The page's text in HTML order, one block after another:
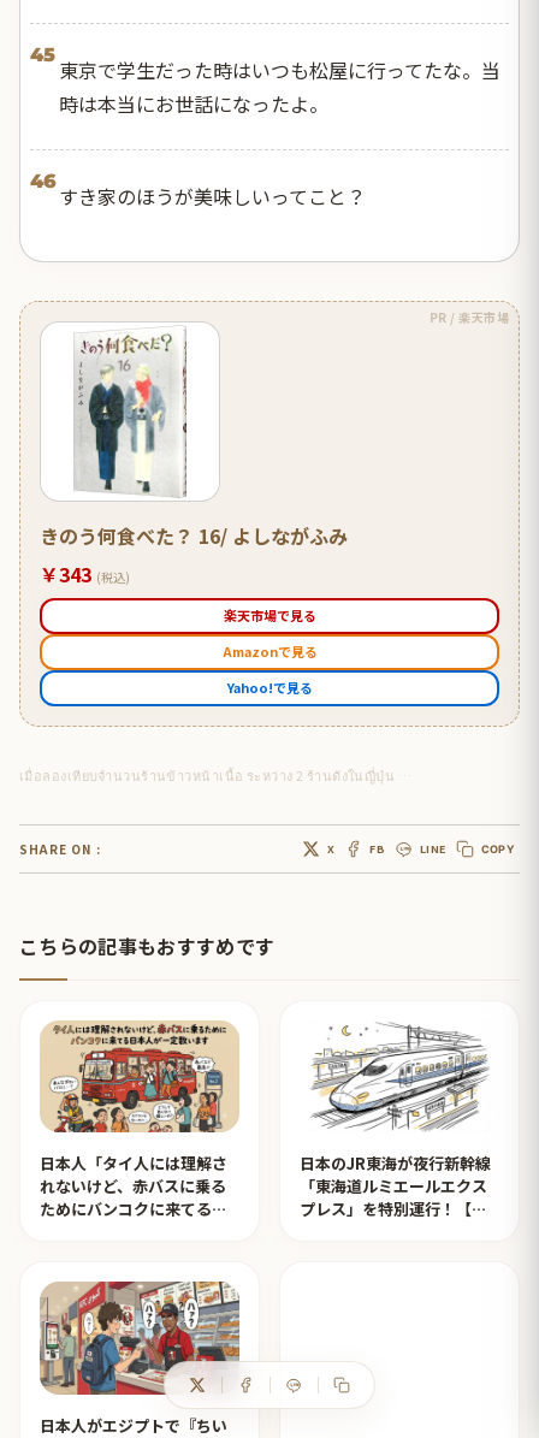
45
東京で学生だった時はいつも松屋に行ってたな。当
時は本当にお世話になったよ。
46
すき家のほうが美味しいってこと？
PR / 楽天市場
きのう何食べた？ 16/ よしながふみ
￥343 (税込)
楽天市場で見る
Amazonで見る
Yahoo!で見る
เมื่อลองเทียบจำนวนร้านข้าวหน้าเนื้อ ระหว่าง 2 ร้านดังในญี่ปุ่น …
SHARE ON : X FB LINE COPY
こちらの記事もおすすめです
日本人「タイ人には理解さ
れないけど、赤バスに乗る
ためにバンコクに来てる日
日本のJR東海が夜行新幹線
「東海道ルミエールエクス
プレス」を特別運行！【タ
日本人がエジプトで『ちい